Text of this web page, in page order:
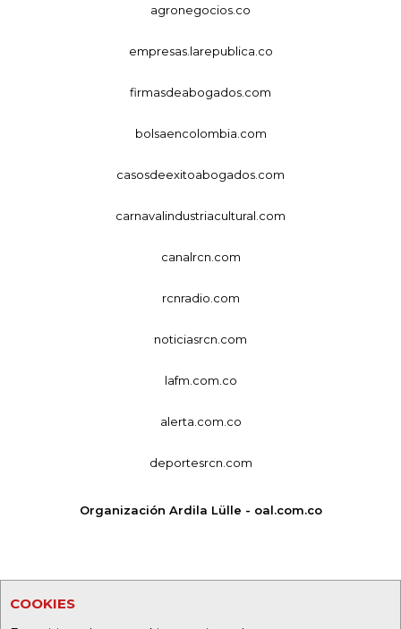
COOKIES
agronegocios.co
empresas.larepublica.co
firmasdeabogados.com
bolsaencolombia.com
casosdeexitoabogados.com
carnavalindustriacultural.com
canalrcn.com
rcnradio.com
noticiasrcn.com
lafm.com.co
alerta.com.co
deportesrcn.com
Organización Ardila Lülle - oal.com.co